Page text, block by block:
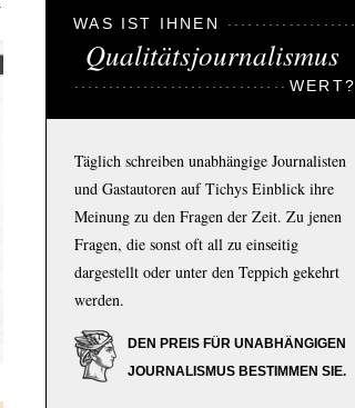
WAS IST IHNEN
Qualitätsjournalismus
WERT?
Täglich schreiben unabhängige Journalisten
und Gastautoren auf Tichys Einblick ihre
Meinung zu den Fragen der Zeit. Zu jenen
Fragen, die sonst oft all zu einseitig
dargestellt oder unter den Teppich gekehrt
werden.
DEN PREIS FÜR UNABHÄNGIGEN
JOURNALISMUS BESTIMMEN SIE.